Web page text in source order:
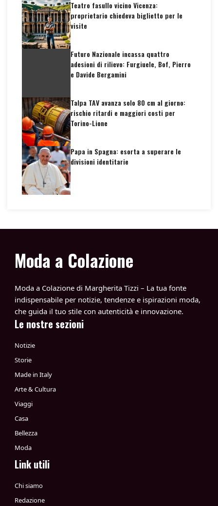
Teatro fasullo vicino Vicenza:
proprietario chiedeva biglietto per le
visite
Futuro Nazionale incassa quattro
adesioni di rilievo: Furgiuele, Bof, Pierro
e Davide Bergamini
Talpa TAV avanza solo 80 cm al giorno:
rischio ritardi e maggiori costi per
Torino-Lione
Papa in Spagna: esorta a superare le
divisioni identitarie
Moda a Colazione
Moda a Colazione di Margherita Tizzi – La tua fonte
indispensabile per notizie, tendenze e ispirazioni moda,
che guida il tuo stile con autenticità e innovazione.
Le nostre sezioni
Notizie
Storie
Made in Italy
Arte & Cultura
Viaggi
Casa
Bellezza
Moda
Link utili
Chi siamo
Redazione